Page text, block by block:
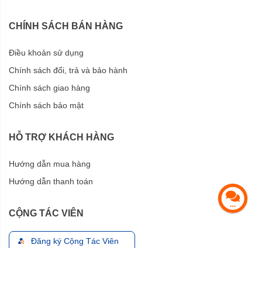
CHÍNH SÁCH BÁN HÀNG
Điều khoản sử dụng
Chính sách đổi, trả và bảo hành
Chính sách giao hàng
Chính sách bảo mật
HỖ TRỢ KHÁCH HÀNG
Hướng dẫn mua hàng
Hướng dẫn thanh toán
CỘNG TÁC VIÊN
Đăng ký Cộng Tác Viên